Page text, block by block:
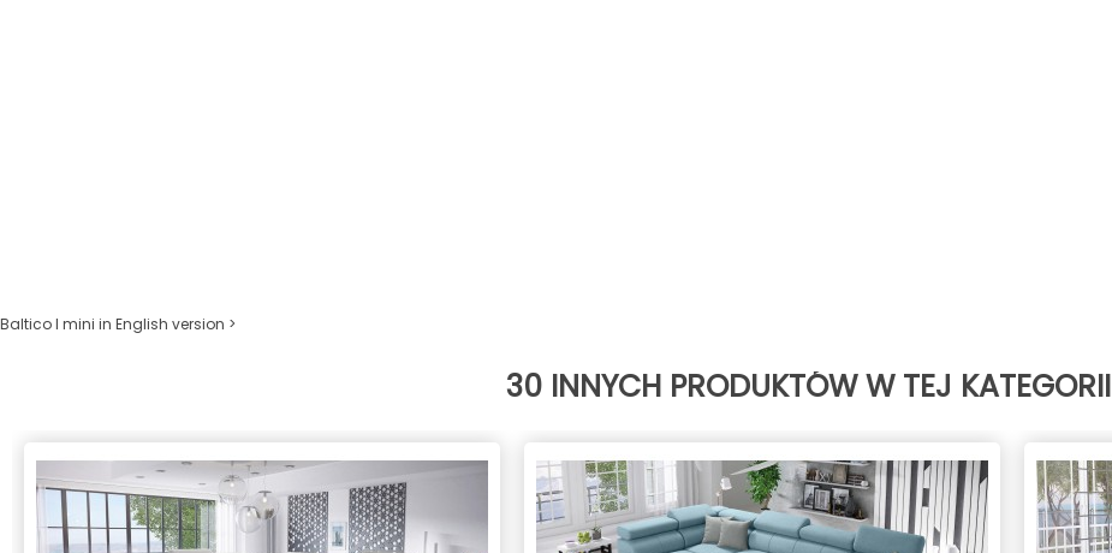
Baltico I mini in English version >
30 INNYCH PRODUKTÓW W TEJ KATEGORII